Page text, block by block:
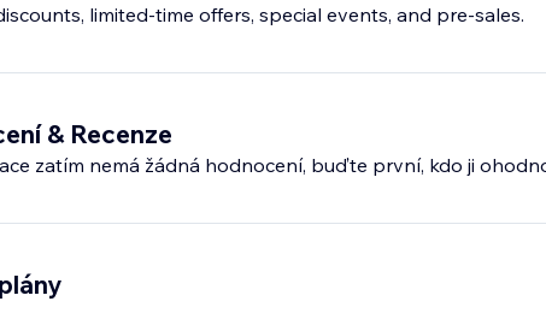
limited-time offers, special events, and pre-sales.
& Recenze
zatím nemá žádná hodnocení, buďte první, kdo ji